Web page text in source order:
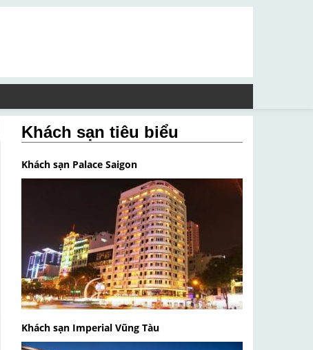
Khách sạn tiêu biểu
Khách sạn Palace Saigon
Khách sạn Imperial Vũng Tàu